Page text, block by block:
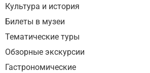
выдры, пингвины Гумбольдта,
другие. Помимо экспонатов с
есть столовая и большая игровая
Парк предлагает веселые и
впечатления, где посетители могут
красочные пейзажи Южной Америки.
Культура и история
Билеты в музеи
Тематические туры
Обзорные экскурсии
Гастрономические